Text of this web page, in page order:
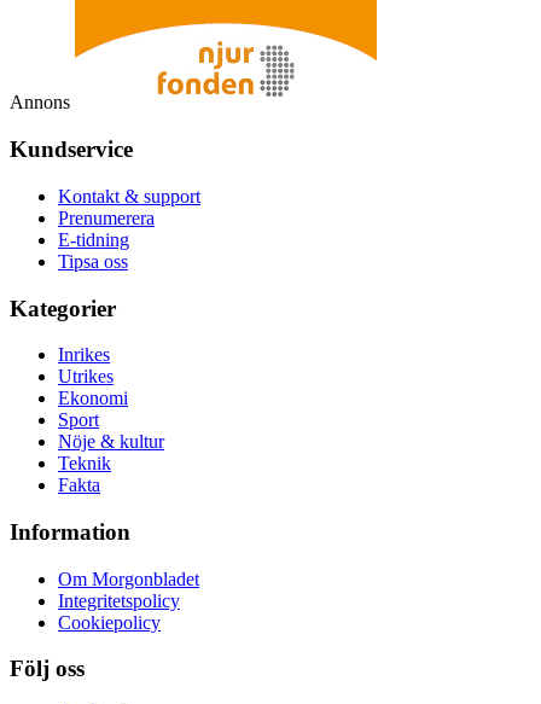
Annons
Kundservice
Kontakt & support
Prenumerera
E-tidning
Tipsa oss
Kategorier
Inrikes
Utrikes
Ekonomi
Sport
Nöje & kultur
Teknik
Fakta
Information
Om Morgonbladet
Integritetspolicy
Cookiepolicy
Följ oss